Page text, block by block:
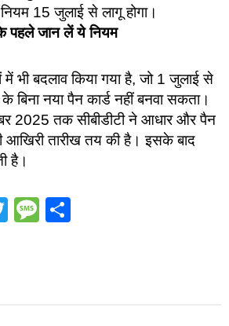
नियम 15 जुलाई से लागू होगा।
पहले जान लें ये नियम
भी बदलाव किया गया है, जो 1 जुलाई से
बिना नया पैन कार्ड नहीं बनवा सकता।
2025 तक सीबीडीटी ने आधार और पैन
आखिरी तारीख तय की है। इसके बाद
है।
TwitterMessage